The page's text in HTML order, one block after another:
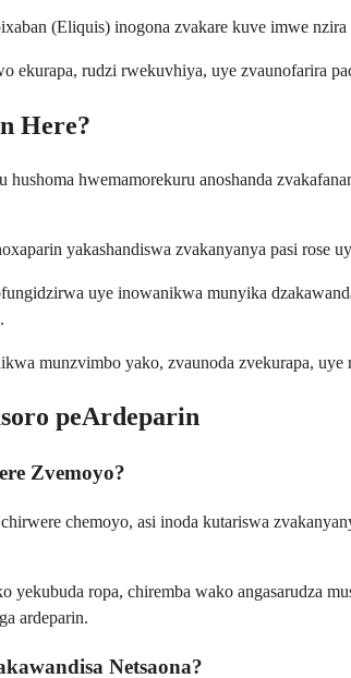
(Eliquis) inogona zvakare kuve imwe
ekurapa, rudzi rwekuvhiya, uye zvaunofarira
Here?
hushoma hwemamorekuru anoshanda
yakashandiswa zvakanyanya pasi rose
uye inowanikwa munyika
munzvimbo yako, zvaunoda zvekurapa,
peArdeparin
Zvemoyo?
chemoyo, asi inoda kutariswa
ropa, chiremba wako angasarudza
ardeparin.
Netsaona?